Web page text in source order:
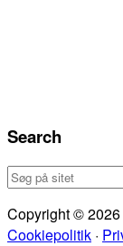
Search
Søg
sitet
Copyright © 2026
Cookiepolitik ·